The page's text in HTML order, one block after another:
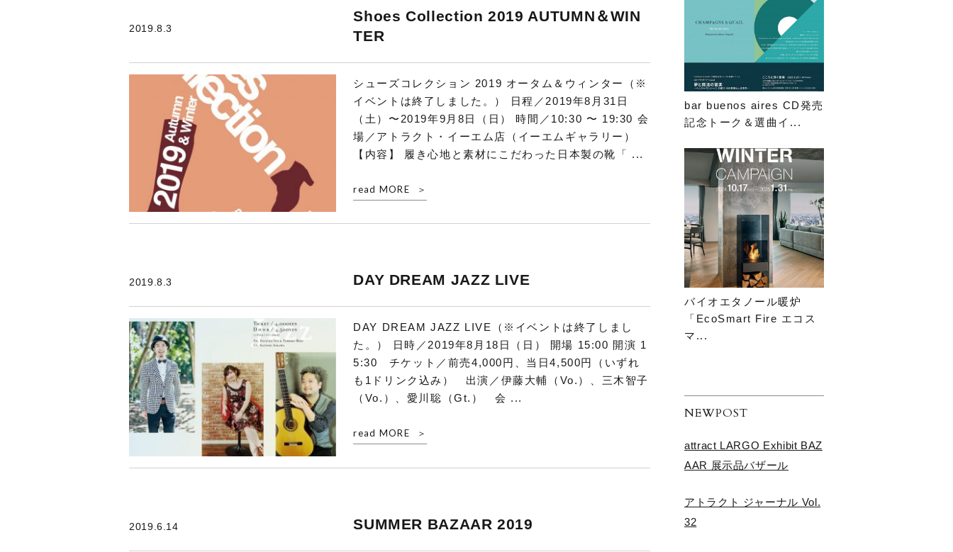
2019.8.3
Shoes Collection 2019 AUTUMN＆WIN
TER
シューズコレクション 2019 オータム＆ウィンター（※
イベントは終了しました。） 日程／2019年8月31日
（土）〜2019年9月8日（日） 時間／10:30 〜 19:30 会
場／アトラクト・イーエム店（イーエムギャラリー）
【内容】 履き心地と素材にこだわった日本製の靴「 ...
read MORE
2019.8.3 DAY DREAM JAZZ LIVE
DAY DREAM JAZZ LIVE（※イベントは終了しまし
た。） 日時／2019年8月18日（日） 開場 15:00 開演 1
5:30 チケット／前売4,000円、当日4,500円（いずれ
も1ドリンク込み） 出演／伊藤大輔（Vo.）、三木智子
（Vo.）、愛川聡（Gt.） 会 ...
read MORE
2019.6.14 SUMMER BAZAAR 2019
bar buenos aires CD発売
記念トーク＆選曲イ...
バイオエタノール暖炉
「EcoSmart Fire エコス
マ...
NEWPOST
attract LARGO Exhibit BAZ
AAR 展示品バザール
アトラクト ジャーナル Vol.
32